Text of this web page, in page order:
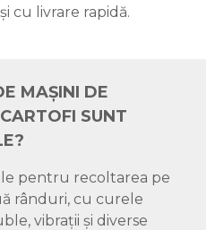
cu livrare rapidă.
MAȘINI DE
SUNT
pentru recoltarea pe
rânduri, cu curele
vibrații și diverse